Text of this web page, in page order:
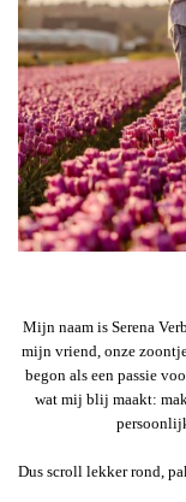
Mijn naam is Serena
mijn vriend, onze
begon als een passie
wat mij blij maakt:
Dus scroll lekker rond,